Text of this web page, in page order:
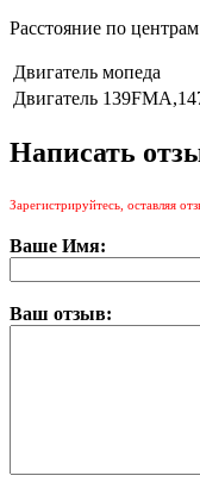
Расстояние по
Двигатель мопеда
Двигатель
Написать
Зарегистрируйтесь, оставляя
Ваше Имя:
Ваш отзыв: